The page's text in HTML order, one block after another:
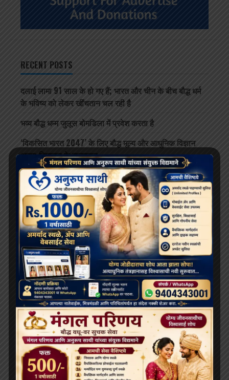
RECENT POSTS
दलाई लामा 91 साल के हो गए हैं; भारत और चीन के बीच बौद्ध धर्म
के भविष्य को लेकर खींचतान चल रही है
भव्य बौद्ध धम्म जुलूस बोमडिला में प्रवेश करता है
‘विकसित भारत 2047’ के लिए बौद्ध मूल्य और आधुनिक विज्ञान
अहम: हिमाचल के राज्यपाल
थाईलैंड के महामहिम राजा ने सड़क दुर्घटना में घायल भिक्षुओं की
देखभाल की जिम्मेदारी ली, शाही संरक्षण में होगा उपचार
दलाई लामा लद्दाख लौटे, भारत के हिमालयी बौद्ध संबंधों को और
मज़बूत किया
ARCHIVES
July 2026
June 2026
May 2026
April 2026
February 2026